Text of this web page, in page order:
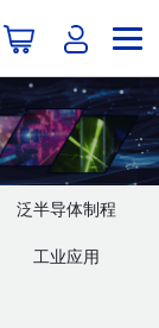
泛半导体制程
工业应用